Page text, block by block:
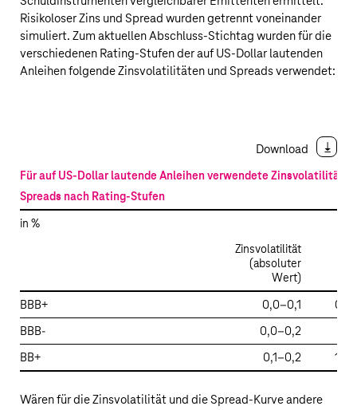
Risikoloser Zins und Spread wurden getrennt voneinander
simuliert. Zum aktuellen Abschluss-Stichtag wurden für die
verschiedenen Rating-Stufen der aufUS‑Dollar lautenden
Anleihen folgende Zinsvolatilitäten und Spreads verwendet:
Download
Für auf US-Dollar lautende Anleihen verwendete
Spreads nach Rating-Stufen
in %
Zinsvolatilität
(absoluter
Wert)
BBB+ 0,0–0,1
BBB- 0,0–0,2
BB+ 0,1–0,2
Wären für die Zinsvolatilität und die Spread-Kurve andere